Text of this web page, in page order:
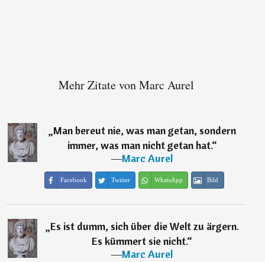
Mehr Zitate von Marc Aurel
„Man bereut nie, was man getan, sondern
immer, was man nicht getan hat.“
―Marc Aurel
Facebook Twitter WhatsApp Bild
„Es ist dumm, sich über die Welt zu ärgern.
Es kümmert sie nicht.“
―Marc Aurel